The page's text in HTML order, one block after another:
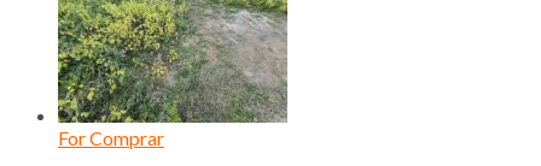
For Comprar